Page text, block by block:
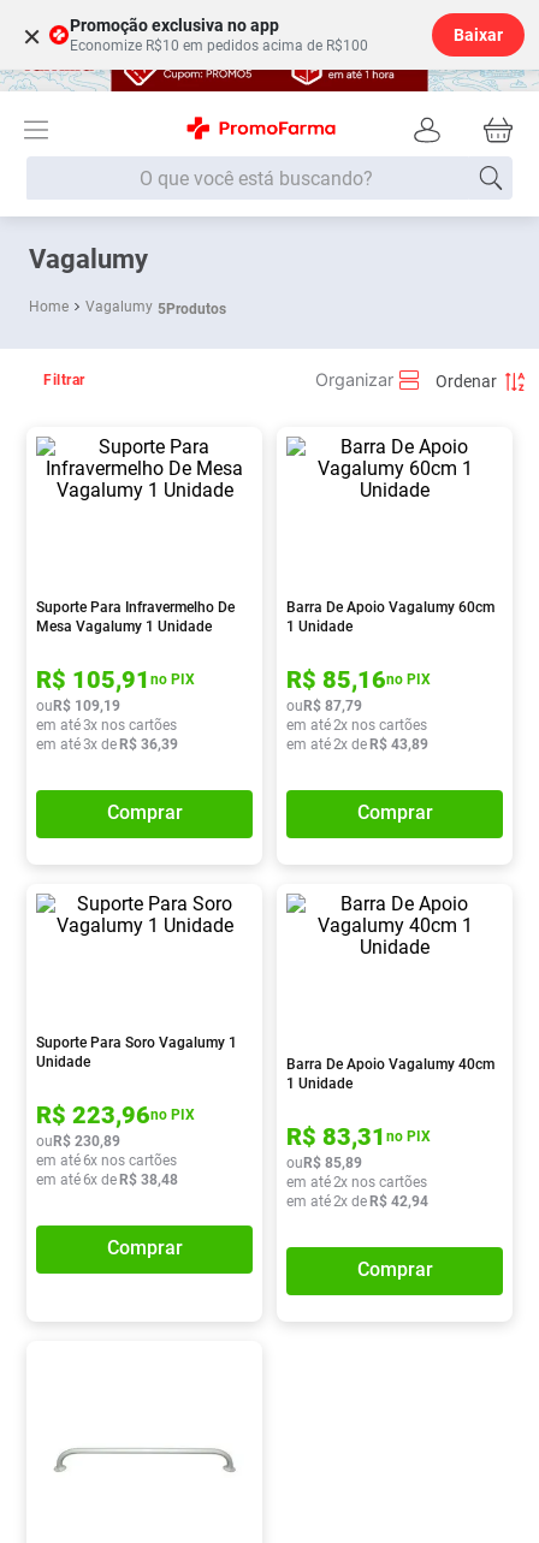
× Promoção exclusiva no app
Economize R$10 em pedidos acima de R$100
Baixar
O que você está buscando?
Vagalumy
Vagalumy 5Produtos
Filtrar
Suporte Para Infravermelho De
Mesa Vagalumy 1 Unidade
R$ 105,91 no PIX
ouR$ 109,19
em até3x nos cartões
em até3x deR$ 36,39
Comprar
Barra De Apoio Vagalumy 60cm
1 Unidade
R$ 85,16no PIX
ouR$ 87,79
em até2x nos cartões
em até2x deR$ 43,89
Comprar
Suporte Para Soro Vagalumy 1
Unidade
R$ 223,96no PIX
ouR$ 230,89
em até6x nos cartões
em até6x deR$ 38,48
Comprar
Barra De Apoio Vagalumy 40cm
1 Unidade
R$ 83,31 no PIX
ouR$ 85,89
em até2x nos cartões
em até2x deR$ 42,94
Comprar
Termos mais buscados
1 º Fralda
3º
Fralda G
6º Shampoo
9º Vitamina D